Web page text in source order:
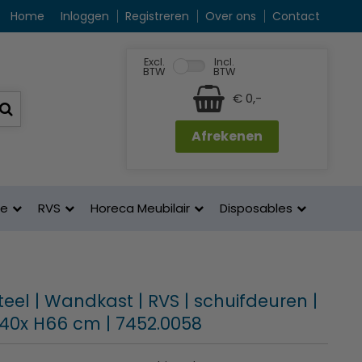
Home Inloggen Registreren Over ons Contact
Excl.
BTW
Incl.
BTW
€ 0,-
Afrekenen
RVS Horeca Meubilair Disposables
| Wandkast | RVS | schuifdeuren |
H66 cm | 7452.0058